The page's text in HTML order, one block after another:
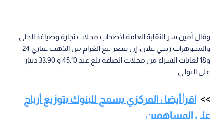
وقال أمين سر النقابة العامة لأصحاب محلات تجارة وصياغة الحلي
والمجوهرات ربحي علان، إن سعر بيع الغرام من الذهب عياري 24
و18 لغايات الشراء من محلات الصاغة بلغ عند 45.10 و 33.90 دينار
على التوالي.
اقرأ أيضا : المركزي يسمح للبنوك بتوزيع أرباح
على المساهمين